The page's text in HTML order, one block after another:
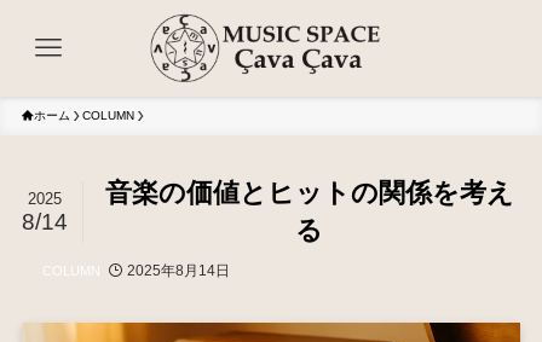
ホーム COLUMN
音楽の価値とヒットの関係を考え
る
2025
8/14
COLUMN 2025年8月14日